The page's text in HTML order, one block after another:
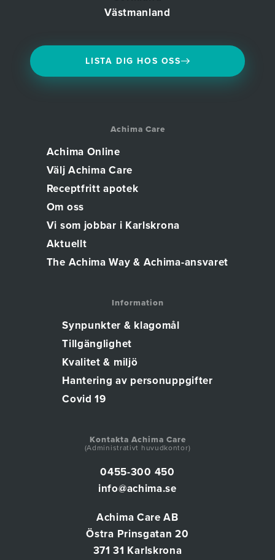
Västmanland
LISTA DIG HOS OSS
Achima Care
Achima Online
Välj Achima Care
Receptfritt apotek
Om oss
Vi som jobbar i Karlskrona
Aktuellt
The Achima Way & Achima-ansvaret
Information
Synpunkter & klagomål
Tillgänglighet
Kvalitet & miljö
Hantering av personuppgifter
Covid 19
Kontakta Achima Care
(Administrativt huvudkontor)
0455-300 450
info@achima.se
Achima Care AB
Östra Prinsgatan 20
371 31 Karlskrona